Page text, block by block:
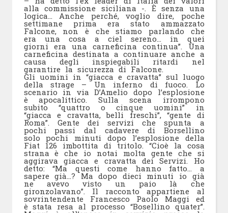
alla commissione siciliana -. È senza una
logica… Anche perché, voglio dire, poche
settimane prima era stato ammazzato
Falcone, non è che stiamo parlando che
era una cosa a ciel sereno… in quei
giorni era una carneficina continua”. Una
carneficina destinata a continuare anche a
causa degli inspiegabili ritardi nel
garantire la sicurezza di Falcone.
Gli uomini in “giacca e cravatta” sul luogo
della strage – Un inferno di fuoco. Lo
scenario in via D’Amelio dopo l’esplosione
è apocalittico. Sulla scena irrompono
subito “quattro o cinque uomini” in
“giacca e cravatta, belli freschi”, “gente di
Roma”. Gente dei servizi che spunta a
pochi passi dal cadavere di Borsellino
solo pochi minuti dopo l’esplosione della
Fiat 126 imbottita di tritolo. “Cioè la cosa
strana è che io notai molta gente che si
aggirava giacca e cravatta dei Servizi. Ho
detto: “Ma questi come hanno fatto… a
sapere già…? Ma dopo dieci minuti io già
ne avevo visto un paio là che
gironzolavano”. Il racconto appartiene al
sovrintendente Francesco Paolo Maggi ed
è stata resa al processo “Bosellino quater”.